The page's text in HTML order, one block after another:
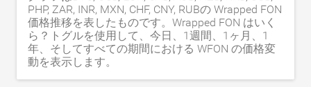
PHP, ZAR, INR, MXN, CHF, CNY, RUBの Wrapped FON
価格推移を表したものです。Wrapped FON はいく
ら？トグルを使用して、今日、1週間、1ヶ月、1
年、そしてすべての期間における WFON の価格変
動を表示します。